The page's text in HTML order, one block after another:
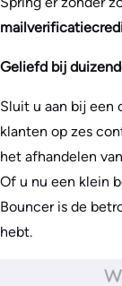
Geliefd bij
Sluit u aan bij een
klanten op zes
het afhandelen
Of u nu een klein
Bouncer is de
hebt.